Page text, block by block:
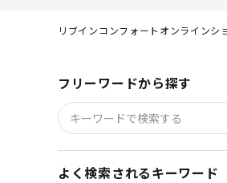
リブインコンフォートオンラインシ
フリーワードから探す
よく検索されるキーワード